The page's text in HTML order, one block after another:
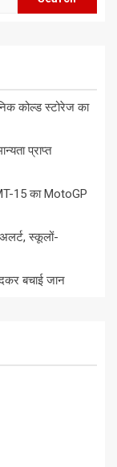
कोल्ड स्टोरेज का
प्राप्त
15 का MotoGP
स्कूलों-
बचाई जान